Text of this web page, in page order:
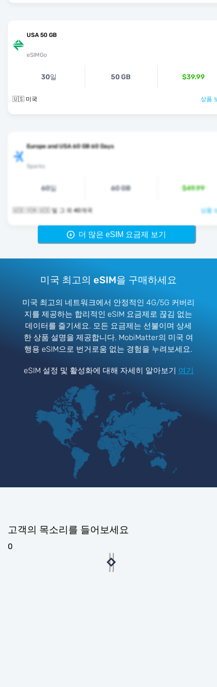
USA 50 GB
eSIMGo
30일 50 GB $39.99
🇺🇸 미국 상품
Europe and USA 60 GB 60 Days
Sparks
60일 60 GB $49.99
🇺🇸 🇻🇦 🇺🇸 및 그 외 40개국 상품
더 많은 eSIM 요금제 보기
미국 최고의 eSIM을 구매하세요
미국 최고의 네트워크에서 안정적인 4G/5G 커버리
지를 제공하는 합리적인 eSIM 요금제로 끊김 없는
데이터를 즐기세요. 모든 요금제는 선불이며 상세
한 상품 설명을 제공합니다. MobiMatter의 미국 여
행용 eSIM으로 번거로움 없는 경험을 누려보세요.
eSIM 설정 및 활성화에 대해 자세히 알아보기 여기
고객의 목소리를 들어보세요
0